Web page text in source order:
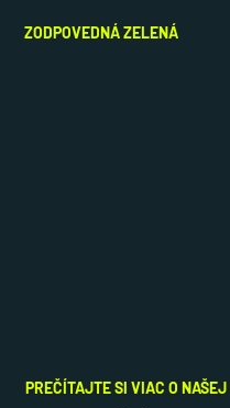
ZODPOVEDNÁ ZELENÁ
PREČÍTAJTE SI VIAC O NAŠEJ